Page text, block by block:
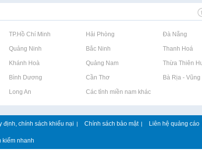
tại TP.Hồ Chí Minh Rao vặt tại Hải Phòng Rao vặt tại Đà Nẵng
tại Quảng Ninh Rao vặt tại Bắc Ninh Rao vặt tại Thanh Hoá
Khánh Hoà Rao vặt tại Quảng Nam Rao vặt tại Thừa Thiên
Bình Dương Rao vặt tại Cần Thơ Rao vặt tại Bà Rịa - Vũng
tại Long An Rao vặt tại Các tỉnh miền nam khác
định, chính sách khiếu nại | Chính sách bảo mật | Liên hệ quảng cáo
kiếm nhanh